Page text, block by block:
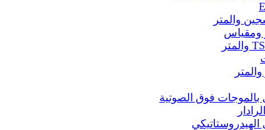
والمتر
ومقياس
فوق الصوتية